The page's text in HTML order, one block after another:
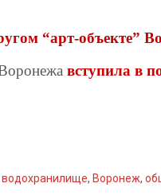
“арт-объекте”
вступила в
водохранилище, Воронеж,